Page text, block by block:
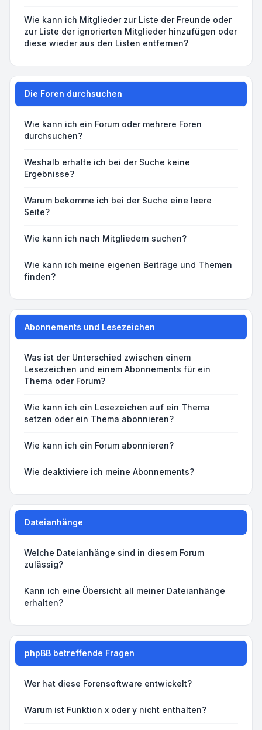
Wie kann ich Mitglieder zur Liste der Freunde oder
zur Liste der ignorierten Mitglieder hinzufügen oder
diese wieder aus den Listen entfernen?
Die Foren durchsuchen
Wie kann ich ein Forum oder mehrere Foren
durchsuchen?
Weshalb erhalte ich bei der Suche keine
Ergebnisse?
Warum bekomme ich bei der Suche eine leere
Seite?
Wie kann ich nach Mitgliedern suchen?
Wie kann ich meine eigenen Beiträge und Themen
finden?
Abonnements und Lesezeichen
Was ist der Unterschied zwischen einem
Lesezeichen und einem Abonnements für ein
Thema oder Forum?
Wie kann ich ein Lesezeichen auf ein Thema
setzen oder ein Thema abonnieren?
Wie kann ich ein Forum abonnieren?
Wie deaktiviere ich meine Abonnements?
Dateianhänge
Welche Dateianhänge sind in diesem Forum
zulässig?
Kann ich eine Übersicht all meiner Dateianhänge
erhalten?
phpBB betreffende Fragen
Wer hat diese Forensoftware entwickelt?
Warum ist Funktion x oder y nicht enthalten?